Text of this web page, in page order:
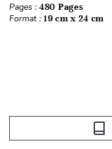
Pages : 480 Pages
Format : 19 cm x 24 cm